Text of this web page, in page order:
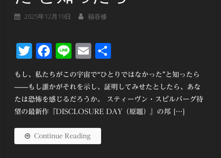
2025年12月19日 福谷修
Twitter
Facebook
LineEmail
有
もし、私たちがこの宇宙で“ひとりではなかった”と知ったら
——もし誰かがそれを示し、証明してみせたとしたら、あな
たは恐怖を感じるだろうか。 スティーヴン・スピルバーグ待
望の最新作『DISCLOSURE DAY（原題）』の邦 […]
Continue Reading